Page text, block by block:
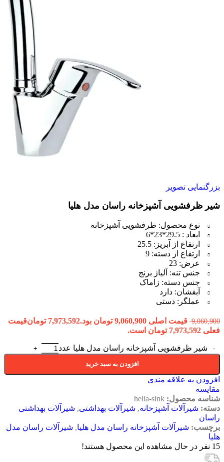
بزرگنمایی تصویر
شیر ظرفشویی آشپزخانه راسان مدل هلیا
نوع محصول: ظرفشویی آشپزخانه
ابعاد : 29.5*23*6
ارتفاع از آبریز: 25.5
ارتفاع از دسته: 9
عرض: 23
جنس تنه: آلیاژ برنج
جنس دسته: زاماک
آبفشان: دارد
عملگر: دستی
9,060,900 قیمت اصلی 9,060,900 تومان بود. 7,973,592 تومانقیمت
فعلی 7,973,592 تومان است.
شیر ظرفشویی آشپزخانه راسان مدل هلیا عدد
افزودن به سبد خرید
افزودن به علاقه مندی
مقایسه
شناسه محصول: helia-sink
دسته: شیرآلات آشپزخانه, شیرآلات بهداشتی, شیرآلات بهداشتی
راسان
برچسب: شیرآلات آشپزخانه راسان مدل هلیا, شیرآلات راسان مدل
هلیا
15 نفر در حال مشاهده این محصول هستند!